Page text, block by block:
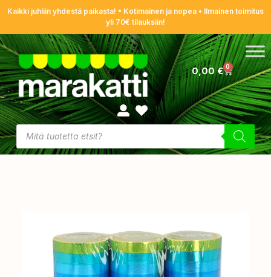
Kaikki juhliin yhdestä paikasta! • Kotimainen ja nopea • Ilmainen toimitus
yli 70€ tilauksiin!
0,00€ 0